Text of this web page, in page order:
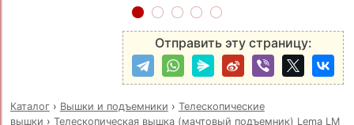
Отправить эту страницу:
Каталог› Вышки и подъемники › Телескопические
вышки › Телескопическая вышка (мачтовый подъемник) Lema LM